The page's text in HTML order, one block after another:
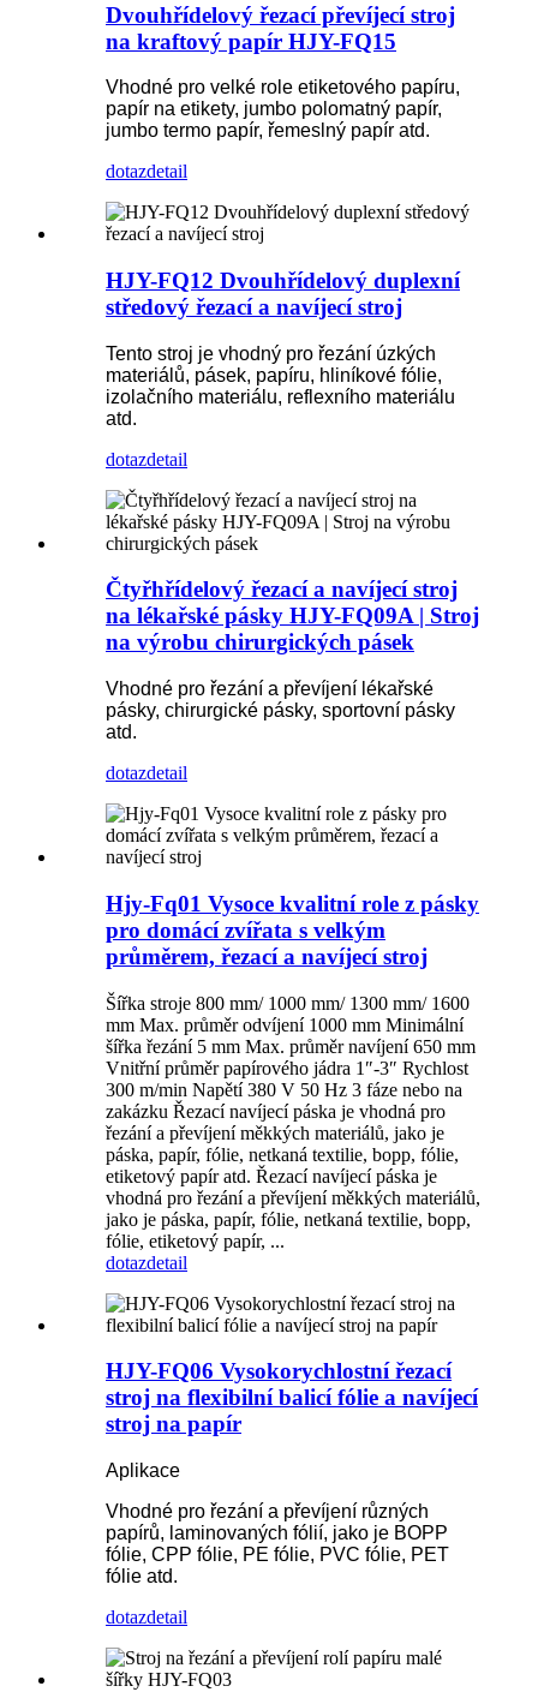
Dvouhřídelový řezací převíjecí stroj
na kraftový papír HJY-FQ15
Vhodné pro velké role etiketového papíru,
papír na etikety, jumbo polomatný papír,
jumbo termo papír, řemeslný papír atd.
dotazdetail
HJY-FQ12 Dvouhřídelový duplexní
středový řezací a navíjecí stroj
Tento stroj je vhodný pro řezání úzkých
materiálů, pásek, papíru, hliníkové fólie,
izolačního materiálu, reflexního materiálu
atd.
dotazdetail
Čtyřhřídelový řezací a navíjecí stroj
na lékařské pásky HJY-FQ09A | Stroj
na výrobu chirurgických pásek
Vhodné pro řezání a převíjení lékařské
pásky, chirurgické pásky, sportovní pásky
atd.
dotazdetail
Hjy-Fq01 Vysoce kvalitní role z pásky
pro domácí zvířata s velkým
průměrem, řezací a navíjecí stroj
Šířka stroje 800 mm/ 1000 mm/ 1300 mm/ 1600
mm Max. průměr odvíjení 1000 mm Minimální
šířka řezání 5 mm Max. průměr navíjení 650 mm
Vnitřní průměr papírového jádra 1″-3″ Rychlost
300 m/min Napětí 380 V 50 Hz 3 fáze nebo na
zakázku Řezací navíjecí páska je vhodná pro
řezání a převíjení měkkých materiálů, jako je
páska, papír, fólie, netkaná textilie, bopp, fólie,
etiketový papír atd. Řezací navíjecí páska je
vhodná pro řezání a převíjení měkkých materiálů,
jako je páska, papír, fólie, netkaná textilie, bopp,
fólie, etiketový papír, ...
dotazdetail
HJY-FQ06 Vysokorychlostní řezací
stroj na flexibilní balicí fólie a navíjecí
stroj na papír
Aplikace
Vhodné pro řezání a převíjení různých
papírů, laminovaných fólií, jako je BOPP
fólie, CPP fólie, PE fólie, PVC fólie, PET
fólie atd.
dotazdetail